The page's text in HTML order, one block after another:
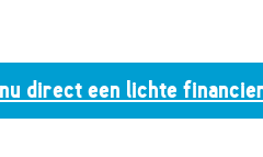
direct een lichte